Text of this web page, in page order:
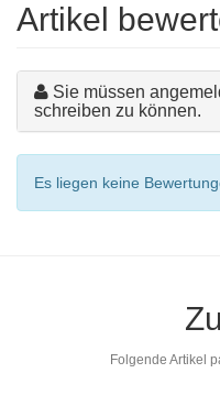
Artikel
Sie müssen
schreiben zu können.
Es liegen keine
Folgende Artikel